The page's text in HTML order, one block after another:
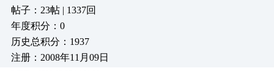
帖子：23帖 | 1337回
年度积分：0
历史总积分：1937
注册：2008年11月09日